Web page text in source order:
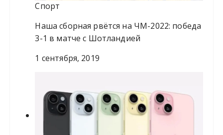
Спорт
Наша сборная рвётся на ЧМ-2022: победа
3-1 в матче с Шотландией
1 сентября, 2019